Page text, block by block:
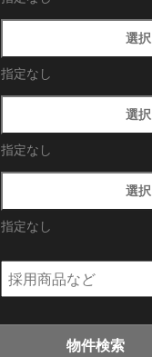
選択
指定なし
選択
指定なし
選択
指定なし
物件検索